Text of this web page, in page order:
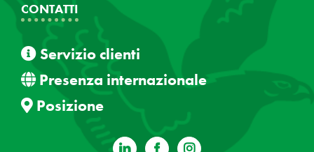
CONTATTI
Servizio clienti
Presenza internazionale
Posizione